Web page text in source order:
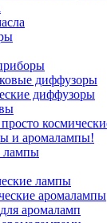
диффузоры
диффузоры
лампы
лампы
аромалампы
аромаламп